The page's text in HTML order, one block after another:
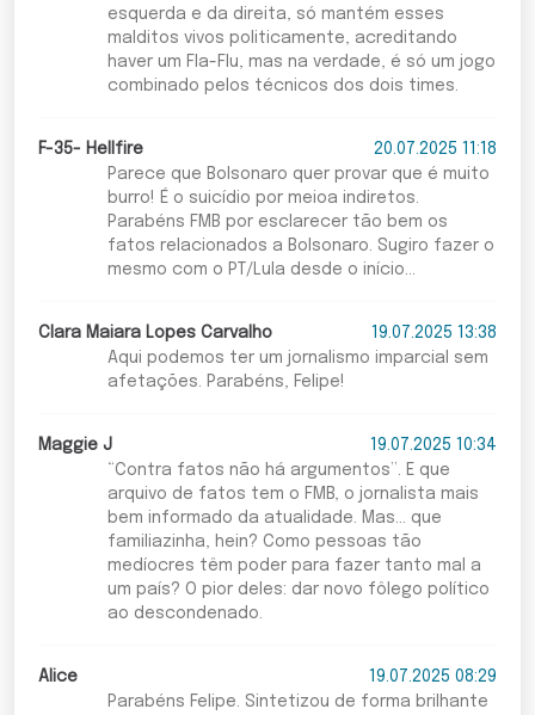
esquerda e da direita, só mantém esses
malditos vivos politicamente, acreditando
haver um Fla-Flu, mas na verdade, é só um jogo
combinado pelos técnicos dos dois times.
F-35- Hellfire
20.07.2025 11:18
Parece que Bolsonaro quer provar que é muito
burro! É o suicídio por meioa indiretos.
Parabéns FMB por esclarecer tão bem os
fatos relacionados a Bolsonaro. Sugiro fazer o
mesmo com o PT/Lula desde o início...
Clara Maiara Lopes Carvalho
19.07.2025 13:38
Aqui podemos ter um jornalismo imparcial sem
afetações. Parabéns, Felipe!
Maggie J
19.07.2025 10:34
“Contra fatos não há argumentos”. E que
arquivo de fatos tem o FMB, o jornalista mais
bem informado da atualidade. Mas… que
familiazinha, hein? Como pessoas tão
medíocres têm poder para fazer tanto mal a
um país? O pior deles: dar novo fôlego político
ao descondenado.
Alice
19.07.2025 08:29
Parabéns Felipe. Sintetizou de forma brilhante